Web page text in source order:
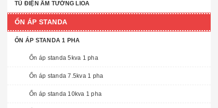
TỦ ĐIỆN ÂM TƯỜNG LIOA
ỔN ÁP STANDA
ỔN ÁP STANDA 1 PHA
Ổn áp standa 5kva 1 pha
Ổn áp standa 7.5kva 1 pha
Ổn áp standa 10kva 1 pha